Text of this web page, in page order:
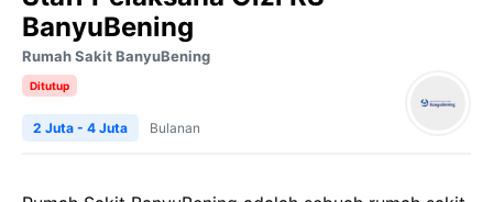
BanyuBening
Rumah Sakit BanyuBening
Ditutup
2 Juta - 4 Juta Bulanan